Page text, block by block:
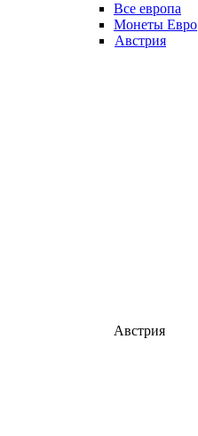
Все европа
Монеты Евро
Австрия
Австрия